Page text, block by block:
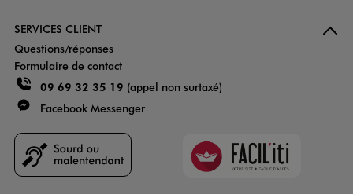
SERVICES CLIENT
Questions/réponses
Formulaire de contact
09 69 32 35 19 (appel non surtaxé)
Facebook Messenger
Faciliti